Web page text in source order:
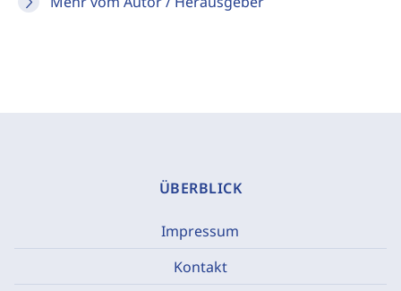
ÜBERBLICK
Impressum
Kontakt